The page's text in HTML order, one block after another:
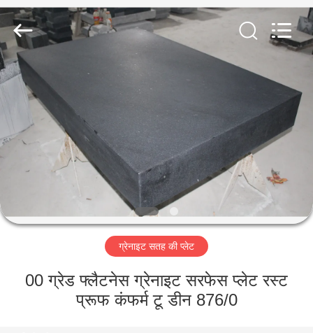
घर
उत्पादों
हमारे
में
भ्रमण
Famous
International
Trading
Co.,
All
Rights
Reserved.
ग्रेनाइट सतह की प्लेट
00 ग्रेड फ्लैटनेस ग्रेनाइट सरफेस प्लेट रस्ट
प्रूफ कंफर्म टू डीन 876/0